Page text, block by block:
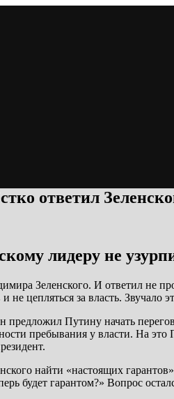
ответил
лидеру не
Зеленского. И ответил не
не цепляться за власть.
предложил Путину начать
пребывания у власти. На
найти «настоящих
будет гарантом?» Вопрос